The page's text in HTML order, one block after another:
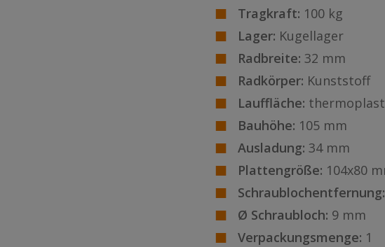
Tragkraft: 100 kg
Lager: Kugellager
Radbreite: 32 mm
Radkörper: Kunststoff
Lauffläche:
Bauhöhe: 105 mm
Ausladung: 34 mm
Plattengröße: 104x80
Schraublochentfernung:
Ø Schraubloch: 9 mm
Verpackungsmenge: 1